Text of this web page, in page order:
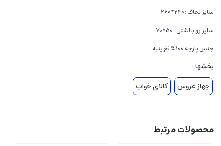
سایز لحاف : 240*260
سایز رو بالشتی : 50*70
جنس پارچه:100% نخ پنبه
بخشها :
جهاز عروس
کالای خواب
محصولات مرتبط